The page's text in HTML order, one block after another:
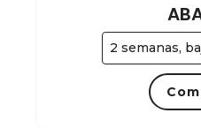
2 semanas,